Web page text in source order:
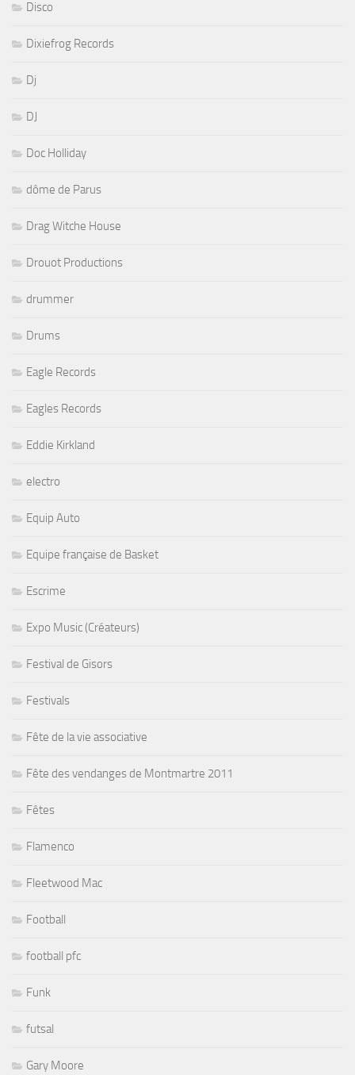
Disco
Dixiefrog Records
Dj
DJ
Doc Holliday
dôme de Parus
Drag Witche House
Drouot Productions
drummer
Drums
Eagle Records
Eagles Records
Eddie Kirkland
electro
Equip Auto
Equipe française de Basket
Escrime
Expo Music (Créateurs)
Festival de Gisors
Festivals
Fête de la vie associative
Fête des vendanges de Montmartre 2011
Fêtes
Flamenco
Fleetwood Mac
Football
football pfc
Funk
futsal
Gary Moore